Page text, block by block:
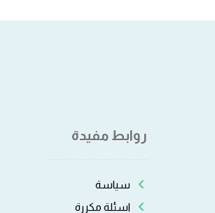
روابط مفيدة
سياسة
اسئلة مكررة